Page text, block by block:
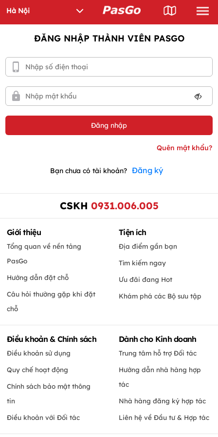
ĐĂNG NHẬP THÀNH VIÊN PASGO
Bạn chưa có tài khoản? Đăng ký
CSKH 0931.006.005
Giới thiệu
Tổng quan về nền tảng
PasGo
Hướng dẫn đặt chỗ
Câu hỏi thường gặp khi đặt
chỗ
Tiện ích
Địa điểm gần bạn
Tìm kiếm ngay
Ưu đãi đang Hot
Khám phá các Bộ sưu tập
Điều khoản & Chính sách
Điều khoản sử dụng
Quy chế hoạt động
Chính sách bảo mật thông
tin
Điều khoản với Đối tác
Dành cho Kinh doanh
Trung tâm hỗ trợ Đối tác
Hướng dẫn nhà hàng hợp
tác
Nhà hàng đăng ký hợp tác
Liên hệ về Đầu tư & Hợp tác